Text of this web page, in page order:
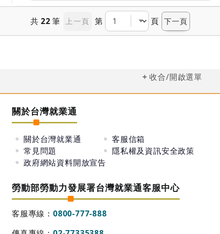
*****請親洽*****
想要知道更多活動資訊詳情，請於台北就業大補帖官
網查詢https://okwork.gov.taipei
【品牌行銷】
1. 具有廣告公司針對行銷切角常態性提案能力,能針對
4. 能獨立作業，具備行銷文案能力，與廣告投放、網
5. 發展符合公司目標及顧客滿意度的行銷或品牌策
6. 根據公司目標、市場特性和成本及利潤的考量，來
發展和評估銷售或推廣策略。
7. 評估產品開發的行銷預算及計劃（如：分派預算額
【社群經營】
1.官網維護，包含：例行資訊上下架、最新消息更新
等
2.社群經營(FB/ IG)，包含：例行貼文排程規劃/
【其它】
1.競業市場調查與分析
2.異業合作與接洽，包含：聯名餐點、聯名贈品等
共 22 筆 上一頁 第 頁 下一頁
收合/開啟選單
關於台灣就業通
關於台灣就業通
客服信箱
常見問題
隱私權及資訊安全政策
政府網站資料開放宣告
勞動部勞動力發展署台灣就業通客服中心
客服專線： 0800-777-888